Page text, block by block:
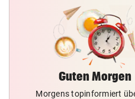
Guten Morgen
Morgens topinformiert